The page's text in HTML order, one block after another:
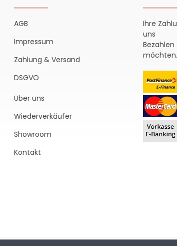
AGB
Impressum
Zahlung & Versand
DSGVO
Über uns
Wiederverkäufer
Showroom
Kontakt
Ihre
uns
Bezahlen
möchten.